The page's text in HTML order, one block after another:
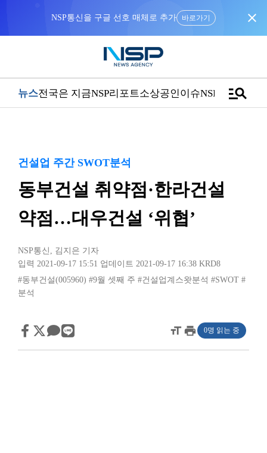
바로가기 close
뉴스전국은 지금NSP리포트소상공인이슈NSPTVmanage_search
건설업 주간 SWOT분석
동부건설 취약점·한라건설
약점…대우건설 ‘위협’
NSP통신 , 김지은 기자
입력 2021-09-17 15:51 업데이트 2021-09-17 16:38 KRD8
#동부건설(005960) #9월 셋째 주 #건설업계스왓분석 #SWOT #
분석
format_sizeprint 0명 읽는 중